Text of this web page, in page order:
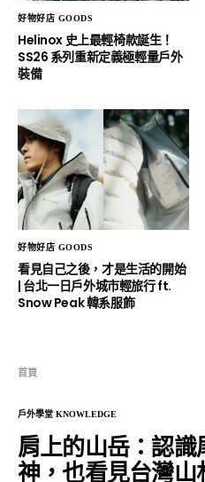
好物好店 GOODS
Helinox 史上最輕椅款誕生！
SS26 系列重新定義極輕量戶外
裝備
好物好店 GOODS
看見自己之後，才是生活的開始
| 台北一日戶外城市輕旅行 ft.
Snow Peak 韓系服飾
首頁
戶外學堂 KNOWLEDGE
肩上的山岳：認
神，也看見台灣山